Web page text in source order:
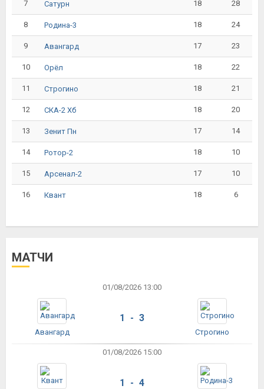
7 Сатурн 18 28
8 Родина-3 18 24
9 Авангард 17 23
10 Орёл 18 22
11 Строгино 18 21
12 СКА-2 Хб 18 20
13 Зенит Пн 17 14
14 Ротор-2 18 10
15 Арсенал-2 17 10
16 Квант 18 6
МАТЧИ
01/08/2026 13:00
Авангард
1 - 3
Строгино
01/08/2026 15:00
1 - 4